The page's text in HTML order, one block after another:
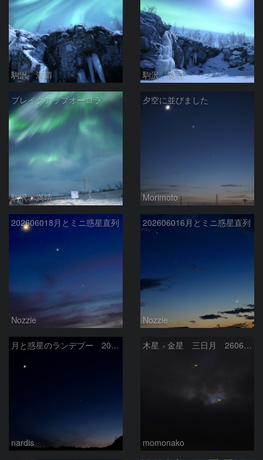
駒沢 満晴 駒沢 満晴
ブレイクアップオーロラ
駒沢 満晴
夕空に並びました
Morimoto
202606018月とミニ惑星直列
Nozzie
202606016月とミニ惑星直列
Nozzie
月と惑星のランデブー 2026/06/19
nardis
木星 金星 三日月 260618
momonako